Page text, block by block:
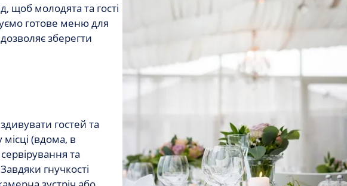
щоб молодята та гості
готове меню для
зберегти
гостей та
(вдома, в
та
гнучкості